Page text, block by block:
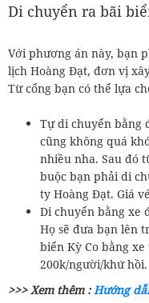
Di chuyển ra bãi
Với phương án này, bạn
lịch Hoàng Đạt, đơn vị
Từ cổng bạn có thể lựa
Tự di chuyển bằng
cũng không quá
nhiều nha. Sau đó
buộc bạn phải di
ty Hoàng Đạt. Giá
Di chuyển bằng xe
Họ sẽ đưa bạn lên
biển Kỳ Co bằng
200k/người/khứ hồi.
>>> Xem thêm :Hướng